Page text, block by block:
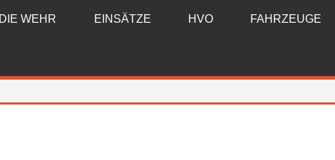
DIE WEHR EINSÄTZE HVO FAHRZEUGE